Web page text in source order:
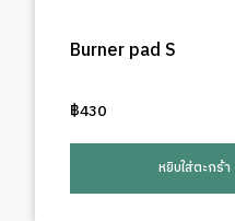
Burner pad S
฿430
หยิบใส่ตะกร้า